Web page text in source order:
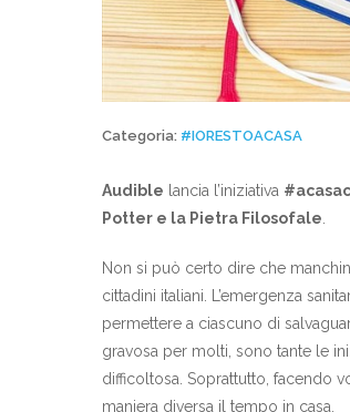
Categoria: #IORESTOACASA
Audible lancia l’iniziativa
Potter e la Pietra Filosofale
Non si può certo dire che
cittadini italiani. L’emergenza
permettere a ciascuno di
gravosa per molti, sono tante le
difficoltosa. Soprattutto, facendo
maniera diversa il tempo in casa.